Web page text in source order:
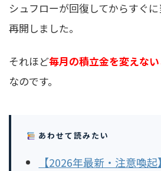
シュフローが回復してからすぐ
再開しました。
それほど毎月の積立金を変えな
なのです。
あわせて読みたい
【2026年最新・注意喚